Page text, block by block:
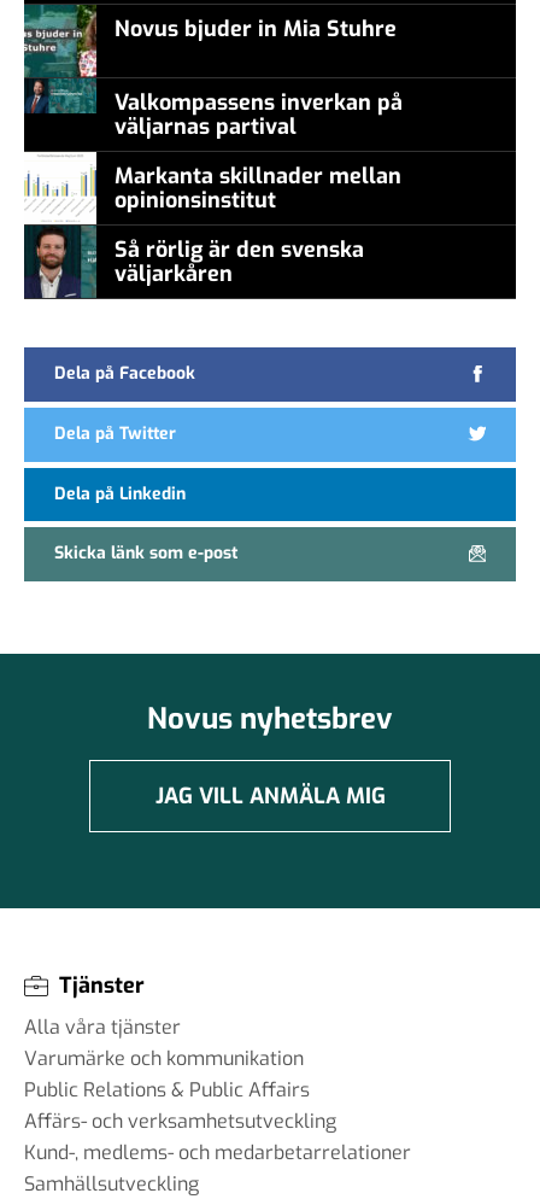
Novus bjuder in Mia Stuhre
Valkompassens inverkan på
väljarnas partival
Markanta skillnader mellan
opinionsinstitut
Så rörlig är den svenska
väljarkåren
Dela på Facebook
Dela på Twitter
Dela på Linkedin
Skicka länk som e-post
Novus nyhetsbrev
JAG VILL ANMÄLA MIG
Tjänster
Alla våra tjänster
Varumärke och kommunikation
Public Relations & Public Affairs
Affärs- och verksamhetsutveckling
Kund-, medlems- och medarbetarrelationer
Samhällsutveckling